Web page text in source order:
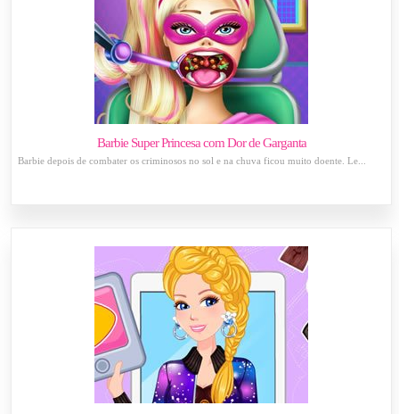
Barbie Super Princesa com Dor de Garganta
Barbie depois de combater os criminosos no sol e na chuva ficou muito doente. Le...